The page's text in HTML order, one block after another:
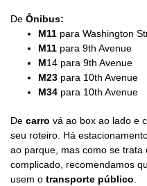
De Ônibus:
M11 para Washington
M11 para 9th Avenue
M14 para 9th Avenue
M23 para 10th Avenue
M34 para 10th Avenue
De carro vá ao box ao lado e
seu roteiro. Há
ao parque, mas como se trata
complicado, recomendamos
usem o transporte público